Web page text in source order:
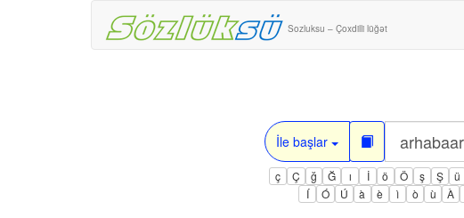
Sozluksu – Çoxdilli lüğət
İle başlar
ç Ç ğ Ğ ı İ ö Ö ş Ş ü
Í
Ó Ú à è ì ò ù À